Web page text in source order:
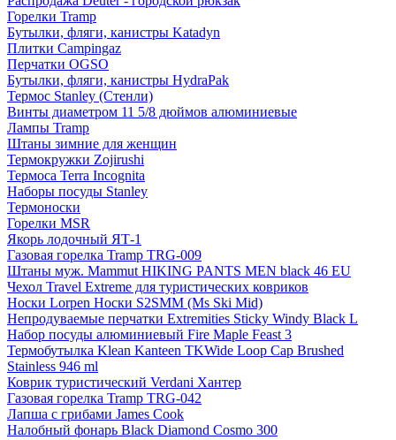
Горелки Tramp
Бутылки, фляги, канистры Katadyn
Плитки Campingaz
Перчатки OGSO
Бутылки, фляги, канистры HydraPak
Термос Stanley (Стенли)
Винты диаметром 11 5/8 дюймов алюминиевые
Лампы Tramp
Штаны зимние для женщин
Термокружки Zojirushi
Термоса Terra Incognita
Наборы посуды Stanley
Термоноски
Горелки MSR
Якорь лодочный ЯТ-1
Газовая горелка Tramp TRG-009
Штаны муж. Mammut HIKING PANTS MEN black 46 EU
Чехол Travel Extreme для туристических ковриков
Носки Lorpen Носки S2SMM (Ms Ski Mid)
Непродуваемые перчатки Extremities Sticky Windy Black L
Набор посуды алюминиевый Fire Maple Feast 3
Термобутылка Klean Kanteen TKWide Loop Cap Brushed
Stainless 946 ml
Коврик туристический Verdani Хантер
Газовая горелка Tramp TRG-042
Лапша с грибами James Cook
Налобный фонарь Black Diamond Cosmo 300